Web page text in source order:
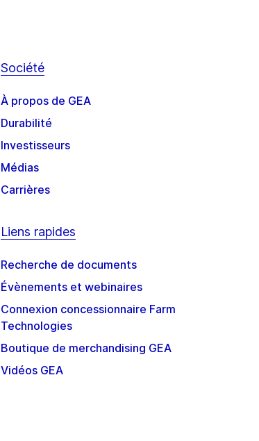
Société
À propos de GEA
Durabilité
Investisseurs
Médias
Carrières
Liens rapides
Recherche de documents
Évènements et webinaires
Connexion concessionnaire Farm
Technologies
Boutique de merchandising GEA
Vidéos GEA